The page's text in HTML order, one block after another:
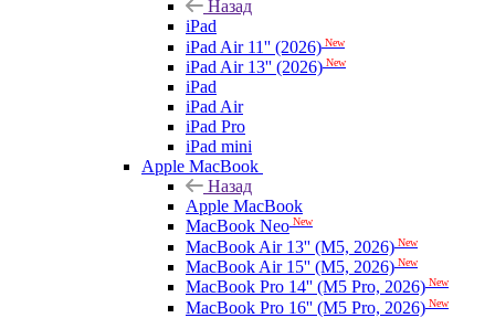
Назад
iPad
iPad Air 11'' (2026) New
iPad Air 13'' (2026) New
iPad
iPad Air
iPad Pro
iPad mini
Apple MacBook
Назад
Apple MacBook
MacBook Neo New
MacBook Air 13'' (M5, 2026) New
MacBook Air 15'' (M5, 2026) New
MacBook Pro 14'' (M5 Pro, 2026) New
MacBook Pro 16'' (M5 Pro, 2026) New